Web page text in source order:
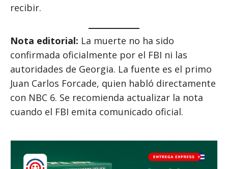
recibir.
Nota editorial: La muerte no ha sido
confirmada oficialmente por el FBI ni las
autoridades de Georgia. La fuente es el primo
Juan Carlos Forcade, quien habló directamente
con NBC 6. Se recomienda actualizar la nota
cuando el FBI emita comunicado oficial.